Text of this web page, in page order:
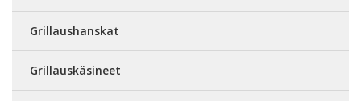
Grillaushanskat
Grillauskäsineet